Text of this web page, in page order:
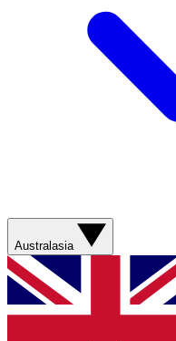
Australasia